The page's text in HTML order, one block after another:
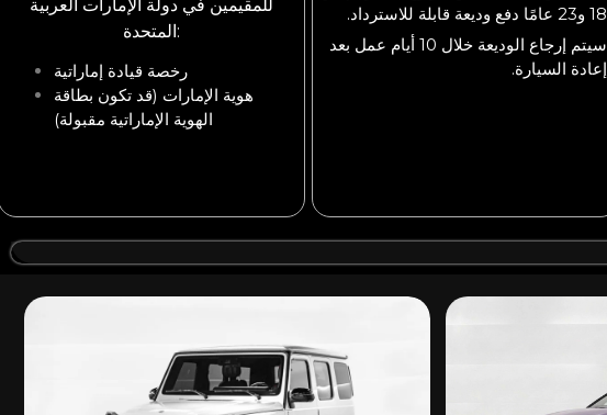
للمقيمين في دولة الإمارات العربية
المتحدة:
رخصة قيادة إماراتية
هوية الإمارات (قد تكون بطاقة
الهوية الإماراتية مقبولة)
18 و23 عامًا دفع وديعة قابلة للاسترداد.
سيتم إرجاع الوديعة خلال 10 أيام عمل بعد
إعادة السيارة.